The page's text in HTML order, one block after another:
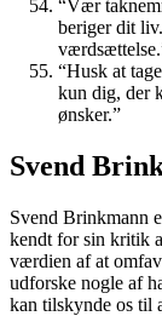
“Vær
beriger dit
“Husk at
kun dig, der
ønsker.”
Svend
Svend Brinkmann
kendt for sin kritik
værdien af ​​at
udforske nogle af
kan tilskynde os til